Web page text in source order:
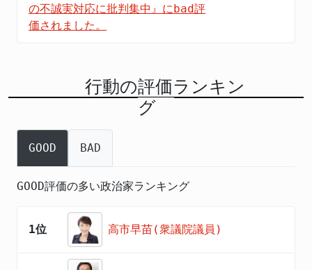
の不誠実対応に批判集中』にbad評
価されました。
行動の評価ランキン
グ
GOOD BAD
GOOD評価の多い政治家ランキング
1位 高市早苗(衆議院議員)